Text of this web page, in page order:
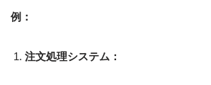
例：
注文処理システム：